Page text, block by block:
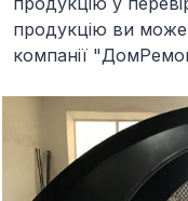
продукцію ви
компанії